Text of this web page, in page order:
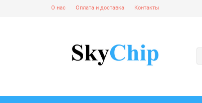
О нас Оплата и доставка Контакты